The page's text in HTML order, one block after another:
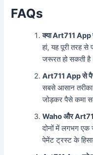
FAQs
क्या Art711 App
हां, यह पूरी तरह
जरूरत हो सकती
Art711 App से
सबसे आसान
जोड़कर पैसे कमा
Waho और
दोनों में लगभग
पेमेंट ट्रस्ट के